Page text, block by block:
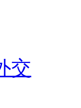
交